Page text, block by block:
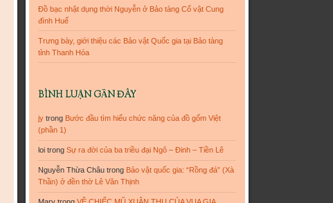
Đồ bạc nhật dụng thời Nguyễn ở Bảo tàng Cổ vật Cung
đình Huế
Trưng bày, giới thiệu các Bảo vật Quốc gia tại Bảo tàng
tỉnh Thanh Hóa
BÌNH LUẬN GẦN ĐÂY
jy trong Bước đầu tìm hiểu chức năng của đồ gốm Việt
(phần 1)
loi trongSự ra đời của ba triều đại Ngô – Đinh – Tiền Lê
Nguyễn Thừa Châu trong Bảo vật quốc gia: “Rồng đá” (Xà
Thần) ở đền thờ Lê Văn Thịnh